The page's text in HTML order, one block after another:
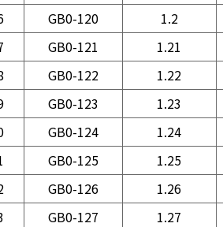
GB0-120 1.2
GB0-121 1.21
GB0-122 1.22
GB0-123 1.23
GB0-124 1.24
GB0-125 1.25
GB0-126 1.26
GB0-127 1.27